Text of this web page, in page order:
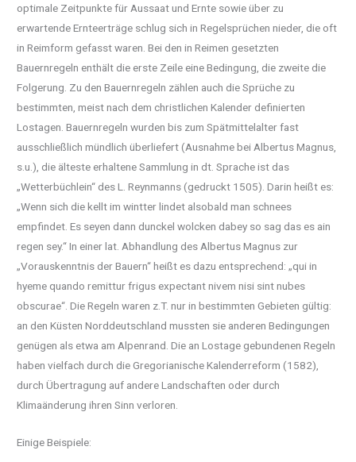
optimale Zeitpunkte für Aussaat und Ernte sowie über zu
erwartende Ernteerträge schlug sich in Regelsprüchen nieder, die oft
in Reimform gefasst waren. Bei den in Reimen gesetzten
Bauernregeln enthält die erste Zeile eine Bedingung, die zweite die
Folgerung. Zu den Bauernregeln zählen auch die Sprüche zu
bestimmten, meist nach dem christlichen Kalender definierten
Lostagen. Bauernregeln wurden bis zum Spätmittelalter fast
ausschließlich mündlich überliefert (Ausnahme bei Albertus Magnus,
s.u.), die älteste erhaltene Sammlung in dt. Sprache ist das
„Wetterbüchlein“ des L. Reynmanns (gedruckt 1505). Darin heißt es:
„Wenn sich die kellt im wintter lindet alsobald man schnees
empfindet. Es seyen dann dunckel wolcken dabey so sag das es ain
regen sey.“ In einer lat. Abhandlung des Albertus Magnus zur
„Vorauskenntnis der Bauern“ heißt es dazu entsprechend: „qui in
hyeme quando remittur frigus expectant nivem nisi sint nubes
obscurae“. Die Regeln waren z.T. nur in bestimmten Gebieten gültig:
an den Küsten Norddeutschland mussten sie anderen Bedingungen
genügen als etwa am Alpenrand. Die an Lostage gebundenen Regeln
haben vielfach durch die Gregorianische Kalenderreform (1582),
durch Übertragung auf andere Landschaften oder durch
Klimaänderung ihren Sinn verloren.
Einige Beispiele: